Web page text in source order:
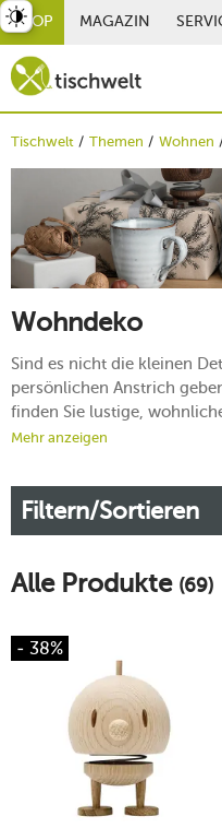
SHOP MAGAZIN
Tischwelt Themen Wohnen
Wohndeko
Sind es nicht die kleinen
persönlichen Anstrich
finden Sie lustige,
Sie Ihrem Ambiente Akzent
eigenen Stil.
Mehr anzeigen
Filtern/Sortieren
Alle Produkte (69)
- 38%
umschalten